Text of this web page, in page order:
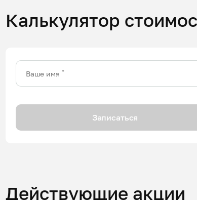
Калькулятор
Ваше имя *
Записаться
Действующие акции